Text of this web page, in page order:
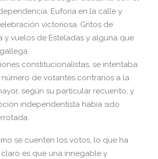
Euforia en la calle y
victoriosa. Gritos de
y vuelos de Esteladas y alguna que
constitucionalistas, se intentaba
de votantes contrarios a la
según su particular recuento, y
independentista había sido
se cuenten los votos, lo que ha
es que una innegable y